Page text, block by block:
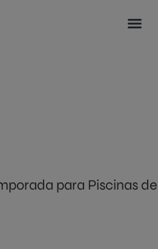
para Piscinas de